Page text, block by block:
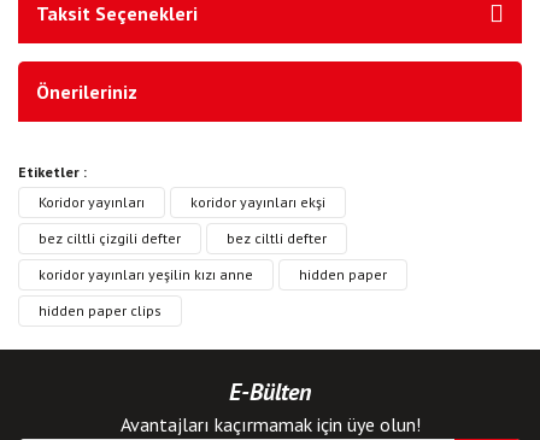
Taksit Seçenekleri
Önerileriniz
Etiketler :
Koridor yayınları
koridor yayınları ekşi
bez ciltli çizgili defter
bez ciltli defter
koridor yayınları yeşilin kızı anne
hidden paper
hidden paper clips
E-Bülten
Avantajları kaçırmamak için üye olun!